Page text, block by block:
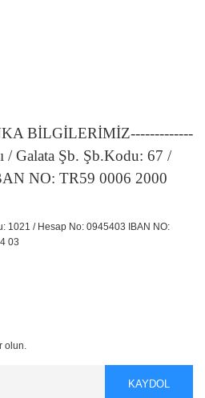
BİLGİLERİMİZ-------------
/ Galata Şb. Şb.Kodu: 67 /
NO: TR59 0006 2000
1021 / Hesap No: 0945403 IBAN NO:
03
olun.
KAYDOL